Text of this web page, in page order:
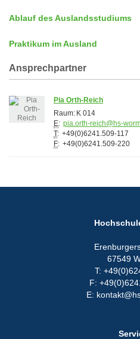
Ablauf des Auslandsstudiums
Praktikum im Ausland
Ansprechpartner
Pia Orth-Reich
Raum: K 014
E:
T: +49(0)6241.509-117
F: +49(0)6241.509-220
67549
T:
F:
E: